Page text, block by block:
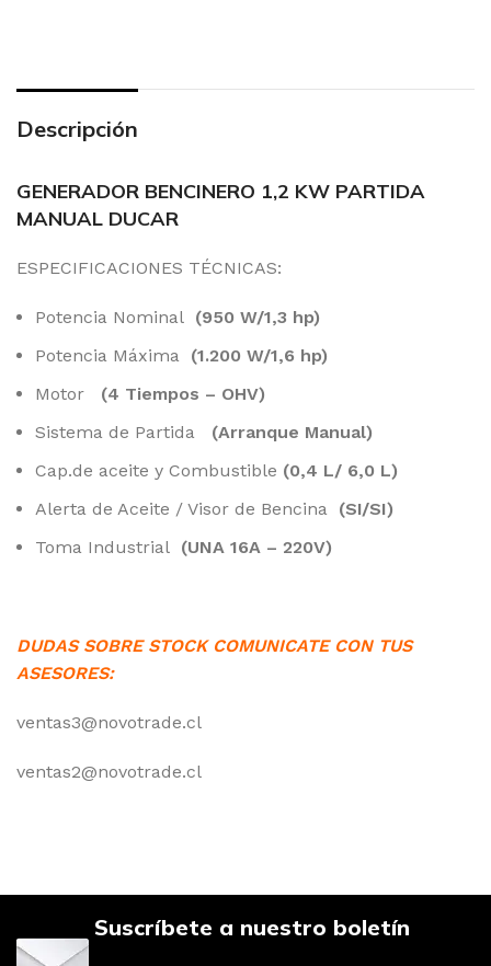
Descripción
GENERADOR BENCINERO 1,2 KW PARTIDA
MANUAL DUCAR
ESPECIFICACIONES TÉCNICAS:
Potencia Nominal (950 W/1,3 hp)
Potencia Máxima (1.200 W/1,6 hp)
Motor (4 Tiempos – OHV)
Sistema de Partida (Arranque Manual)
Cap.de aceite y Combustible (0,4 L/ 6,0 L)
Alerta de Aceite / Visor de Bencina (SI/SI)
Toma Industrial (UNA 16A – 220V)
DUDAS SOBRE STOCK COMUNICATE CON TUS
ASESORES:
ventas3@novotrade.cl
ventas2@novotrade.cl
Suscríbete a nuestro boletín